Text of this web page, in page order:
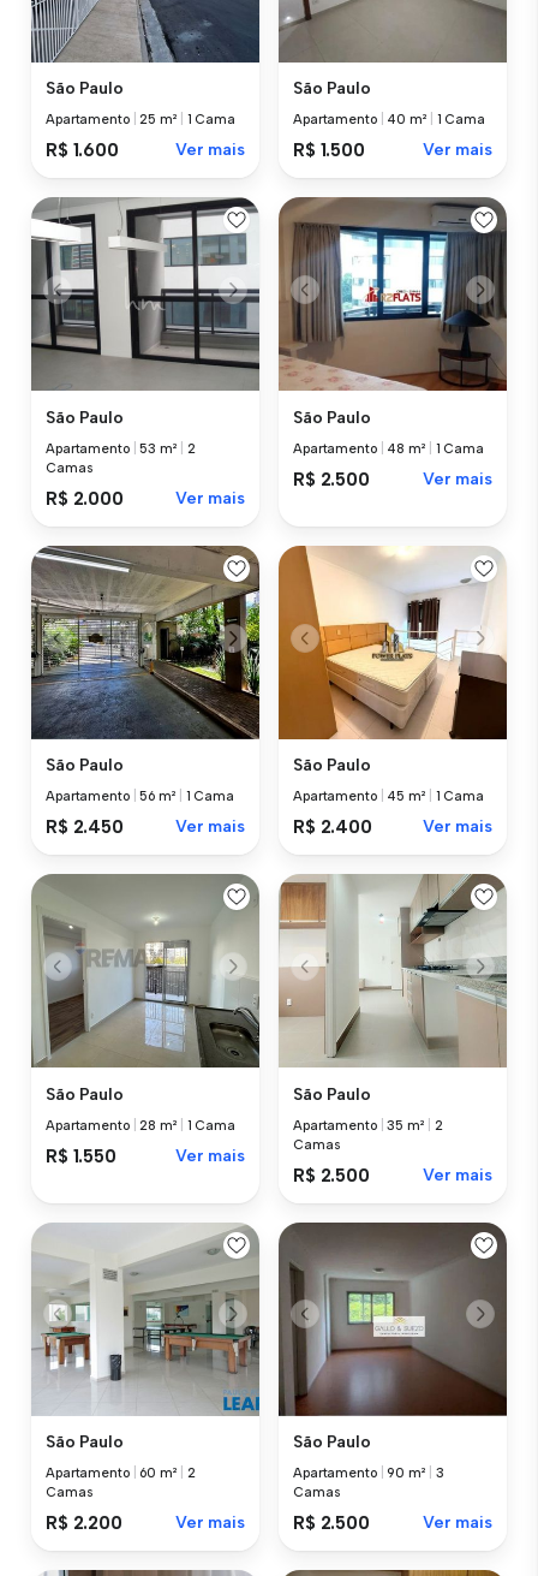
São Paulo
Apartamento |25 m² 1 Cama
R$ 1.600 Ver mais
São Paulo
Apartamento 40 m² 1 Cama
R$ 1.500 Ver mais
São Paulo
Apartamento |53 m²
2
Camas
R$ 2.000 Ver mais
São Paulo
Apartamento 48 m² 1 Cama
R$ 2.500 Ver mais
São Paulo
Apartamento |56 m² 1 Cama
R$ 2.450 Ver mais
São Paulo
Apartamento 45 m² 1 Cama
R$ 2.400 Ver mais
São Paulo
Apartamento |28 m² 1 Cama
R$ 1.550 Ver mais
São Paulo
Apartamento |35 m²
2
Camas
R$ 2.500 Ver mais
São Paulo
Apartamento 60 m²
2
Camas
R$ 2.200 Ver mais
São Paulo
Apartamento |90 m²
3
Camas
R$ 2.500 Ver mais